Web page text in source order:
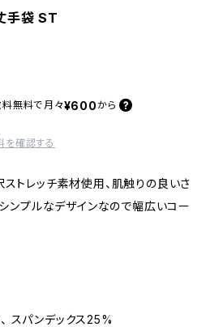
手袋 ST
料無料で 月々¥600 から
を確認する
トレッチ素材使用、肌触りの良いさ
ンプルなデザインなので幅広いコー
スパンデックス25%